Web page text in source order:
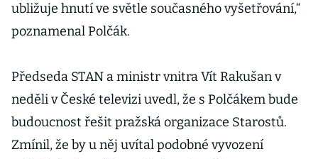
ubližuje hnutí ve světle současného vyšetřování,“
poznamenal Polčák.
Předseda STAN a ministr vnitra Vít Rakušan v
neděli v České televizi uvedl, že s Polčákem bude
budoucnost řešit pražská organizace Starostů.
Zmínil, že by u něj uvítal podobné vyvození